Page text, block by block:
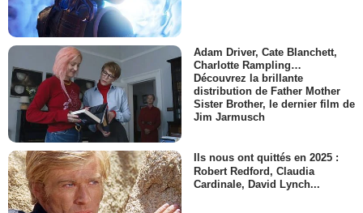
Adam Driver, Cate Blanchett,
Charlotte Rampling…
Découvrez la brillante
distribution de Father Mother
Sister Brother, le dernier film de
Jim Jarmusch
Ils nous ont quittés en 2025 :
Robert Redford, Claudia
Cardinale, David Lynch...